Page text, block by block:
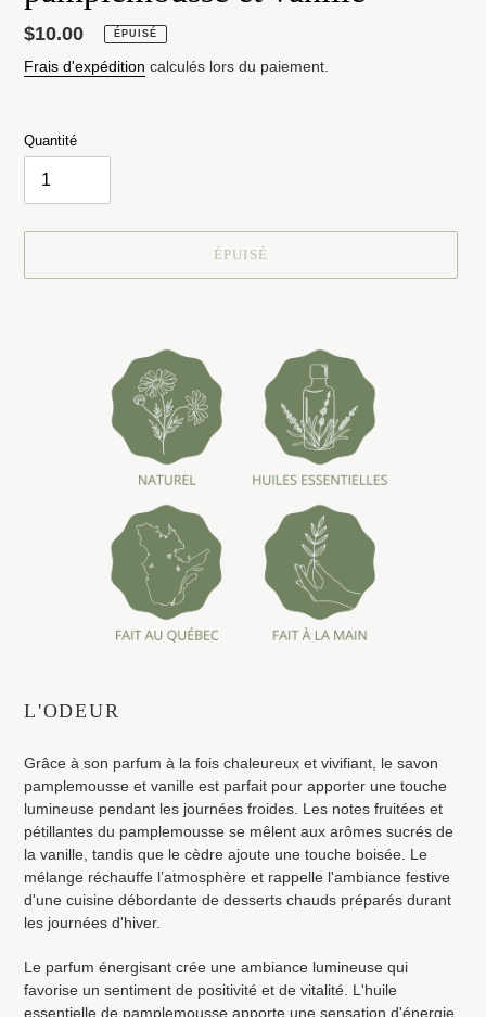
Prix
normal
$10.00 ÉPUISÉ
Frais d'expédition calculés lors du paiement.
Quantité
ÉPUISÉ
produit
votre
panier
L'ODEUR
Grâce à son parfum à la fois chaleureux et vivifiant, le savon
pamplemousse et vanille est parfait pour apporter une touche
lumineuse pendant les journées froides. Les notes fruitées et
pétillantes du pamplemousse se mêlent aux arômes sucrés de
la vanille, tandis que le cèdre ajoute une touche boisée. Le
mélange réchauffe l’atmosphère et rappelle l'ambiance festive
d'une cuisine débordante de desserts chauds préparés durant
les journées d'hiver.
Le parfum énergisant crée une ambiance lumineuse qui
favorise un sentiment de positivité et de vitalité. L'huile
essentielle de pamplemousse apporte une sensation d'énergie